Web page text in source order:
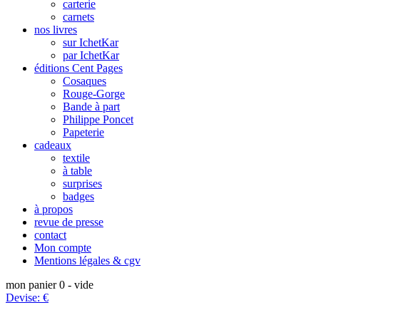
carterie
carnets
nos livres
sur IchetKar
par IchetKar
éditions Cent Pages
Cosaques
Rouge-Gorge
Bande à part
Philippe Poncet
Papeterie
cadeaux
textile
à table
surprises
badges
à propos
revue de presse
contact
Mon compte
Mentions légales & cgv
mon panier 0 - vide
Devise: €